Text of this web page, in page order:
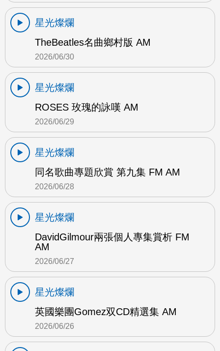
星光燦爛
TheBeatles名曲鄉村版 AM
2026/06/30
星光燦爛
ROSES 玫瑰的詠嘆 AM
2026/06/29
星光燦爛
同名歌曲專題欣賞 第九集 FM AM
2026/06/28
星光燦爛
DavidGilmour兩張個人專集賞析 FM
AM
2026/06/27
星光燦爛
英國樂團Gomez双CD精選集 AM
2026/06/26